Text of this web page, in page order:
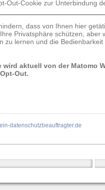
Out-Cookie zur Unterbindung
datenschutzbeauftragter.de